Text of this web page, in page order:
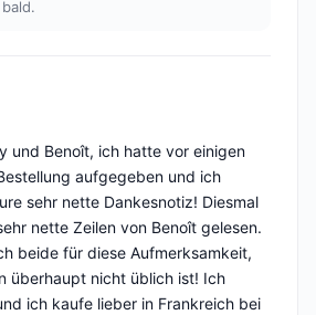
5
und Benoît, ich hatte vor einigen
aufgegeben und ich
sehr nette Dankesnotiz! Diesmal
nette Zeilen von Benoît gelesen.
beide für diese Aufmerksamkeit,
überhaupt nicht üblich ist! Ich
ich kaufe lieber in Frankreich bei